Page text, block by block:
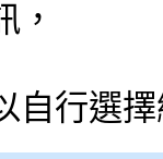
，
自行選